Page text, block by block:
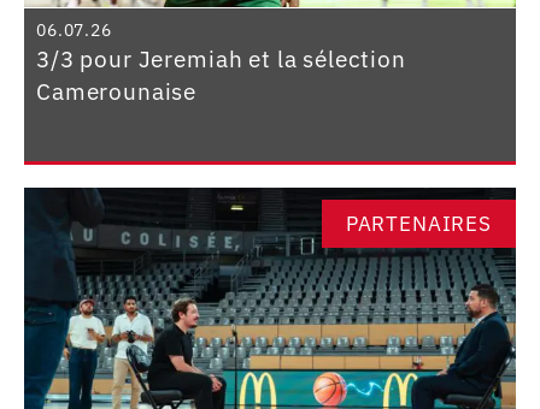
06.07.26
3/3 pour Jeremiah et la sélection
Camerounaise
PARTENAIRES